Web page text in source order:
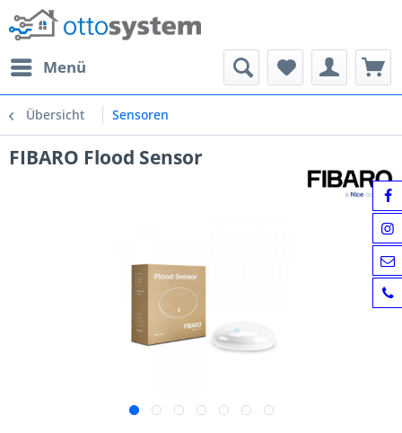
Menü
Übersicht Sensoren
FIBARO Flood Sensor